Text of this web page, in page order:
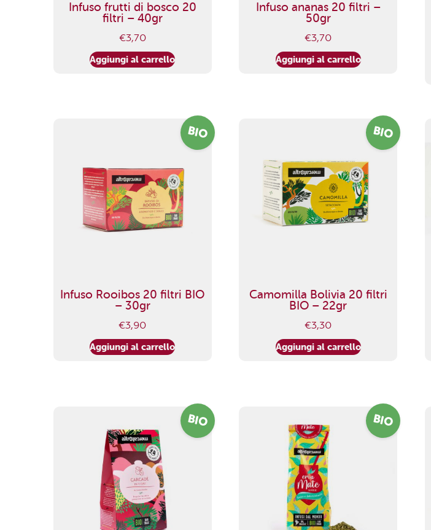
Infuso frutti di bosco 20
filtri – 40gr
€3,70
Aggiungi al carrello
Infuso ananas 20 filtri –
50gr
€3,70
Aggiungi al carrello
BIO
Infuso Rooibos 20 filtri BIO
– 30gr
€3,90
Aggiungi al carrello
BIO
Camomilla Bolivia 20 filtri
BIO – 22gr
€3,30
Aggiungi al carrello
BIO BIO